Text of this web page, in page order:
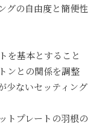
グの自由度と簡便性
を基本とすること
ンとの関係を調整
少ないセッティング
トプレートの羽根の